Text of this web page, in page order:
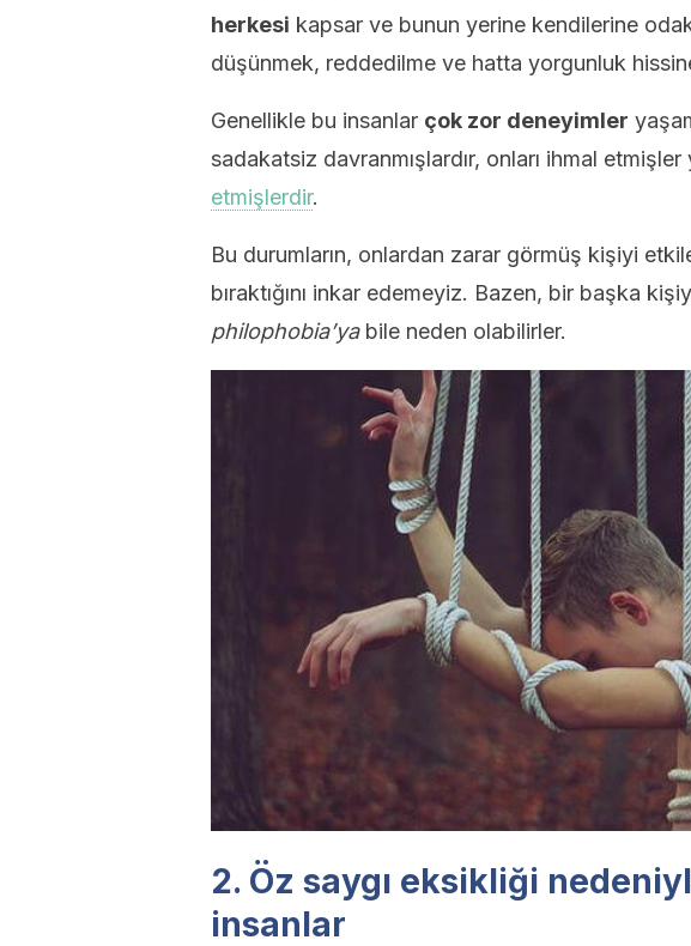
herkesi kapsar ve bunun yerine kendilerine
düşünmek, reddedilme ve hatta yorgunluk
Genellikle bu insanlar çok zor deneyimler
sadakatsiz davranmışlardır, onları ihmal
etmişlerdir.
Bu durumların, onlardan zarar görmüş kişiyi
bıraktığını inkar edemeyiz. Bazen, bir başka
philophobia’yabile neden olabilirler.
2. Öz saygı eksikliği
insanlar